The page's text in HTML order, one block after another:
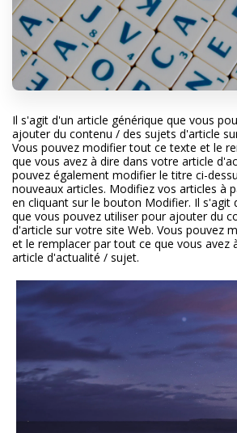
Il s'agit d'un article générique que vous
ajouter du contenu / des sujets d'article
Vous pouvez modifier tout ce texte et le
que vous avez à dire dans votre article
pouvez également modifier le titre ci-
nouveaux articles. Modifiez vos articles à
en cliquant sur le bouton Modifier. Il s'agit
que vous pouvez utiliser pour ajouter du
d'article sur votre site Web. Vous pouvez
et le remplacer par tout ce que vous avez
article d'actualité / sujet.